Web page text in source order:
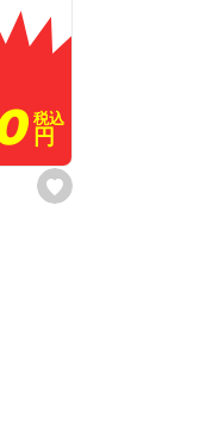
s
e
税込
税込
円
円